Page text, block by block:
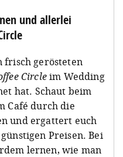
und allerlei
frisch gerösteten
Circleim Wedding
hat. Schaut beim
Café durch die
und ergattert euch
Preisen. Bei
lernen, wie man